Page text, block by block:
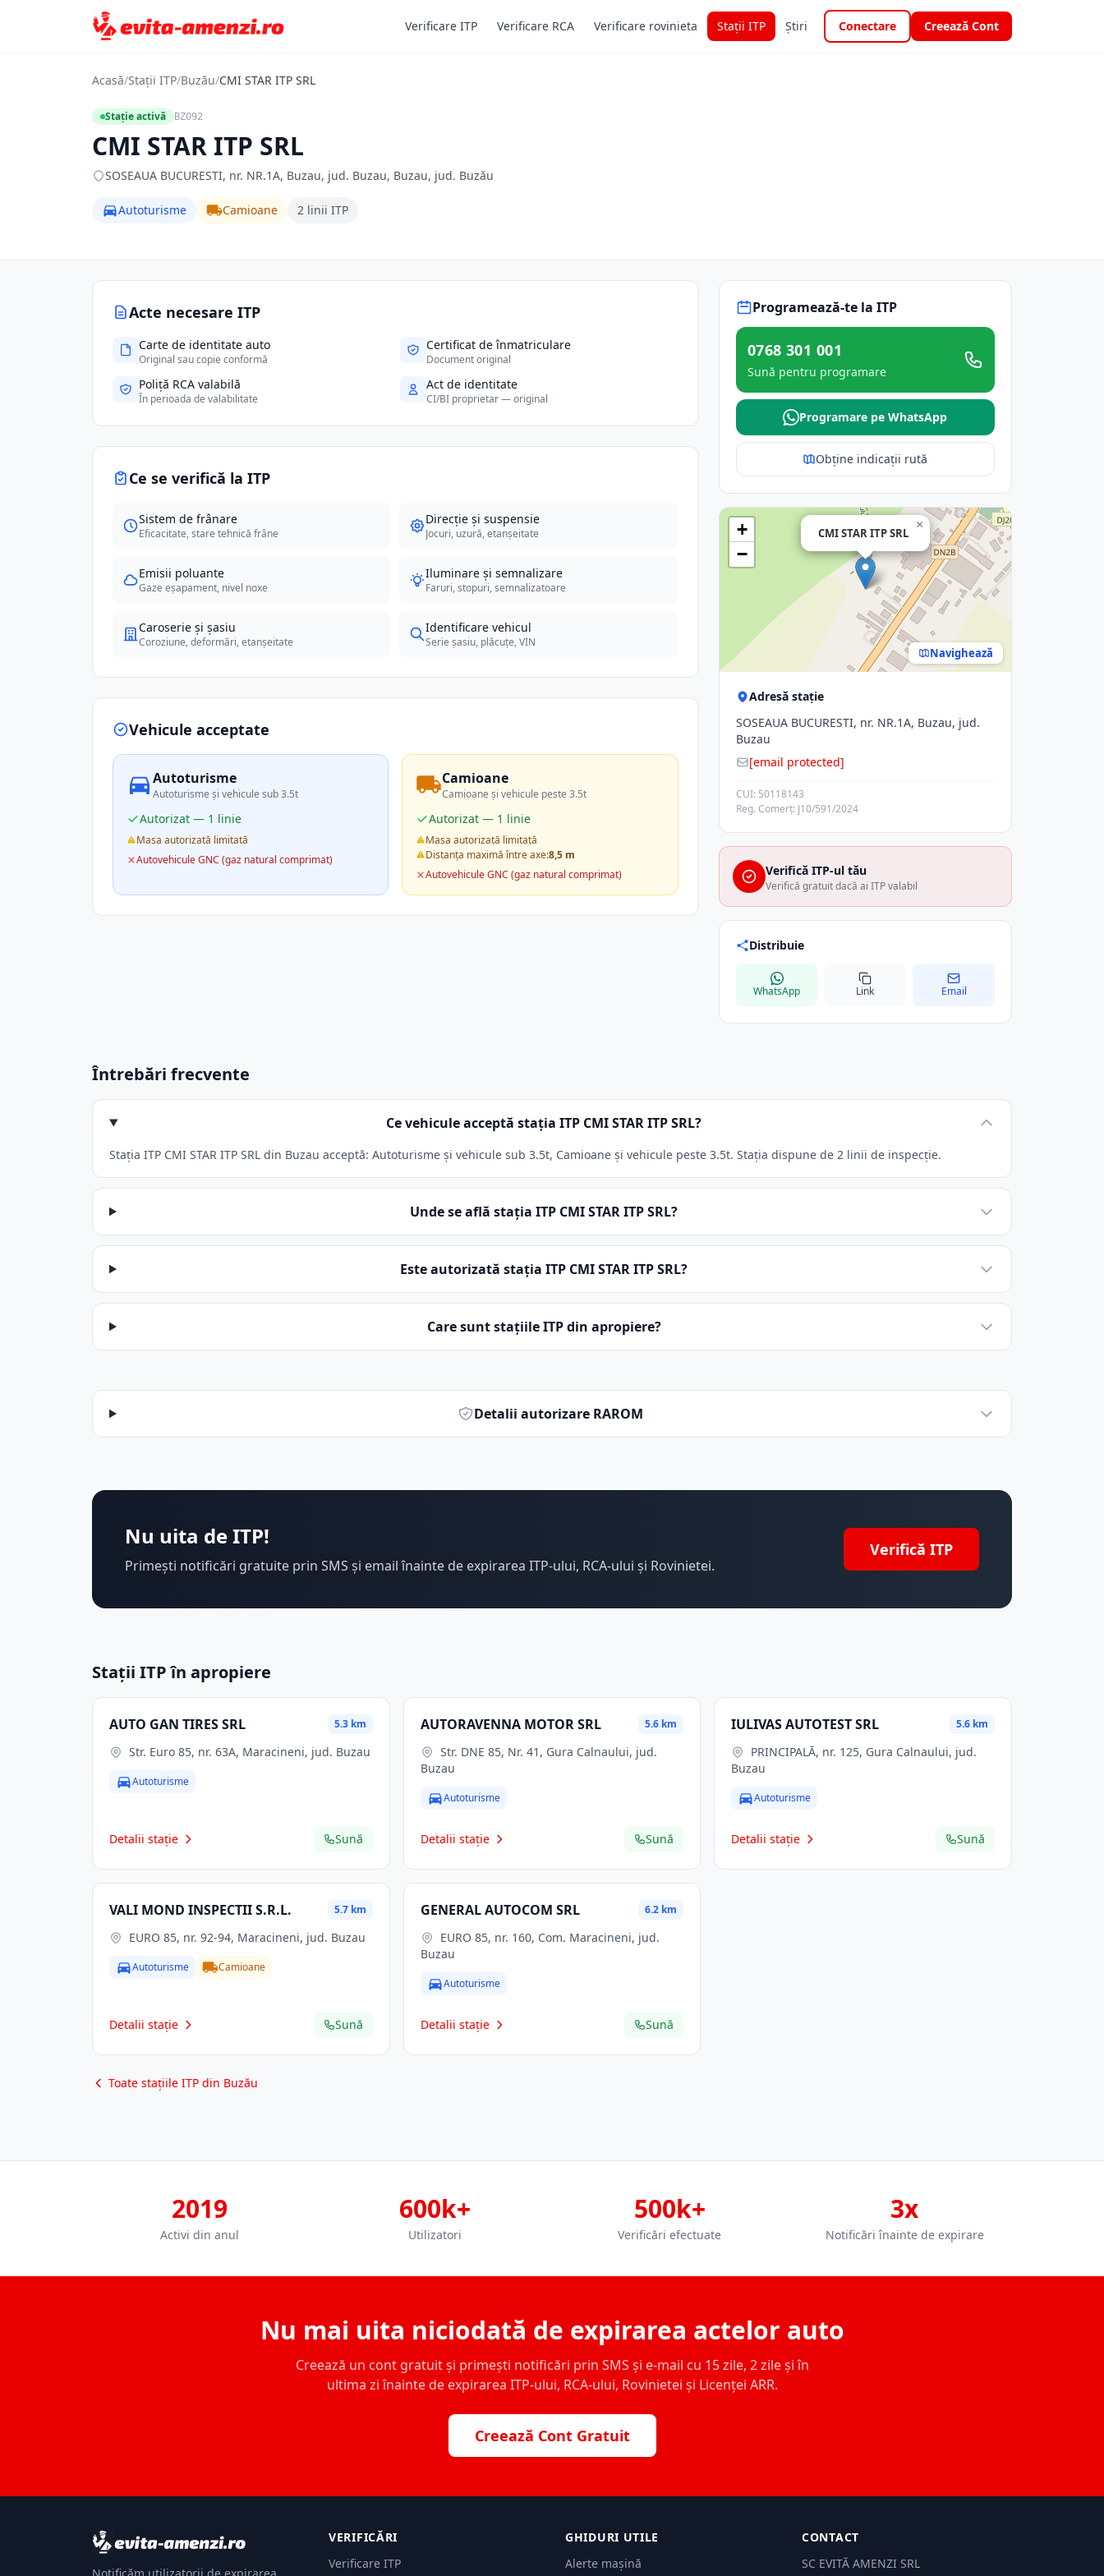
Verificare ITP Verificare RCA Verificare rovinieta Stații ITP Știri Conectare Creează Cont
Acasă/Stații ITP/Buzău/CMI STAR ITP SRL
Stație activă BZ092
CMI STAR ITP SRL
SOSEAUA BUCURESTI, nr. NR.1A, Buzau, jud. Buzau, Buzau, jud. Buzău
Autoturisme Camioane 2 linii ITP
Acte necesare ITP
Carte de identitate auto
Original sau copie conformă
Certificat de înmatriculare
Document original
Poliță RCA valabilă
În perioada de valabilitate
Act de identitate
CI/BI proprietar — original
Ce se verifică la ITP
Sistem de frânare
Eficacitate, stare tehnică frâne
Direcție și suspensie
Jocuri, uzură, etanșeitate
Emisii poluante
Gaze eșapament, nivel noxe
Iluminare și semnalizare
Faruri, stopuri, semnalizatoare
Caroserie și șasiu
Coroziune, deformări, etanșeitate
Identificare vehicul
Serie șasiu, plăcuțe, VIN
Vehicule acceptate
Autoturisme
Autoturisme și vehicule sub 3.5t
Autorizat — 1 linie
Masa autorizată limitată
Autovehicule GNC (gaz natural comprimat)
Camioane
Camioane și vehicule peste 3.5t
Autorizat — 1 linie
Masa autorizată limitată
Distanța maximă între axe:8,5 m
Autovehicule GNC (gaz natural comprimat)
Programează-te la ITP
0768 301 001
Sună pentru programare
Programare pe WhatsApp
Obține indicații rută
CMI STAR ITP SRL
×
+
−
Navighează
Adresă stație
SOSEAUA BUCURESTI, nr. NR.1A, Buzau, jud.
Buzau
[email protected]
CUI: 50118143
Reg. Comerț: J10/591/2024
Verifică ITP-ul tău
Verifică gratuit dacă ai ITP valabil
Distribuie
WhatsApp Link Email
Întrebări frecvente
Ce vehicule acceptă stația ITP CMI STAR ITP SRL?
Stația ITP CMI STAR ITP SRL din Buzau acceptă: Autoturisme și vehicule sub 3.5t, Camioane și vehicule peste 3.5t. Stația dispune de 2 linii de inspecție.
Unde se află stația ITP CMI STAR ITP SRL?
Este autorizată stația ITP CMI STAR ITP SRL?
Care sunt stațiile ITP din apropiere?
Detalii autorizare RAROM
Nu uita de ITP!
Primești notificări gratuite prin SMS și email înainte de expirarea ITP-ului, RCA-ului și Rovinietei.
Verifică ITP
Stații ITP în apropiere
AUTO GAN TIRES SRL 5.3 km
Str. Euro 85, nr. 63A, Maracineni, jud. Buzau
Autoturisme
Detalii stație Sună
AUTORAVENNA MOTOR SRL 5.6 km
Buzau
Autoturisme
Detalii stație Sună
IULIVAS AUTOTEST SRL 5.6 km
Buzau
Autoturisme
Detalii stație Sună
VALI MOND INSPECTII S.R.L. 5.7 km
EURO 85, nr. 92-94, Maracineni, jud. Buzau
Autoturisme Camioane
Detalii stație Sună
GENERAL AUTOCOM SRL 6.2 km
Buzau
Autoturisme
Detalii stație Sună
Toate stațiile ITP din Buzău
2019
Activi din anul
600k+
Utilizatori
500k+
Verificări efectuate
3x
Notificări înainte de expirare
Nu mai uita niciodată de expirarea actelor auto
Creează un cont gratuit și primești notificări prin SMS și e-mail cu 15 zile, 2 zile și în
ultima zi înainte de expirarea ITP-ului, RCA-ului, Rovinietei și Licenței ARR.
Creează Cont Gratuit
VERIFICĂRI
Verificare ITP
GHIDURI UTILE
Alerte mașină
CONTACT
SC EVITĂ AMENZI SRL